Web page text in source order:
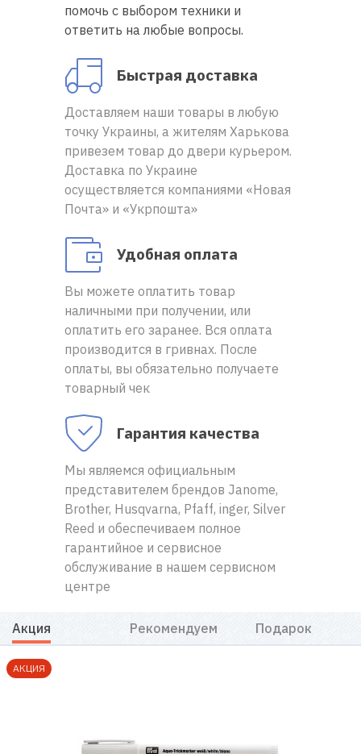
Полезные
советы
Контакты
нас
помочь с выбором техники и
ответить на любые вопросы.
Быстрая доставка
Доставляем наши товары в любую
точку Украины, а жителям Харькова
привезем товар до двери курьером.
Доставка по Украине
осуществляется компаниями «Новая
Почта» и «Укрпошта»
Удобная оплата
Вы можете оплатить товар
наличными при получении, или
оплатить его заранее. Вся оплата
производится в гривнах. После
оплаты, вы обязательно получаете
товарный чек
Гарантия качества
Мы являемся официальным
представителем брендов Janome,
Brother, Husqvarna, Pfaff, inger, Silver
Reed и обеспечиваем полное
гарантийное и сервисное
обслуживание в нашем сервисном
центре
Акция Рекомендуем Подарок
АКЦИЯ